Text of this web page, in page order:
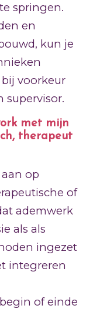
springen.
en
kun je
voorkeur
supervisor.
met mijn
therapeut
op
of
ademwerk
als als
ingezet
integreren
of einde